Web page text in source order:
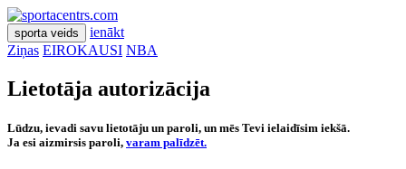
sporta veids
ienākt
Ziņas EIROKAUSI NBA
Lietotāja autorizācija
Lūdzu, ievadi savu lietotāju un paroli, un mēs Tevi ielaidīsim iekšā.
Ja esi aizmirsis paroli, varam palīdzēt.